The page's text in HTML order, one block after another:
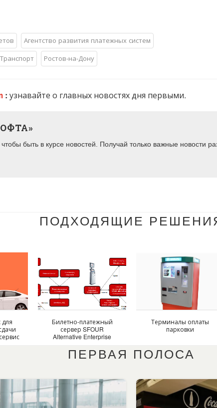
Агентство развития платежных систем
Транспорт Ростов-на-Дону
: узнавайте о главных новостях дня первыми.
быть в курсе новостей. Получай только важные новости
ПОДХОДЯЩИЕ
для
Билетно-платежный
сервер SFOUR
Alternative Enterprise
Терминалы оплаты
парковки
ПЕРВАЯ ПОЛОСА